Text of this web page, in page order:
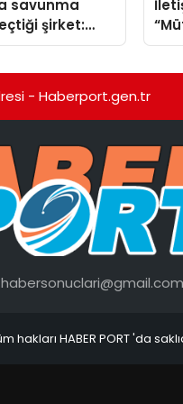
savunma
şirket:
- Haberport.gen.tr
habersonuclari@gmail.com
hakları HABER PORT 'da